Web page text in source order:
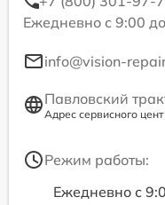
Ежедневно с 9:00
info@vision-
Павловский
Адрес сервисного
Режим работы:
Ежедневно с